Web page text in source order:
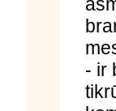
- ir